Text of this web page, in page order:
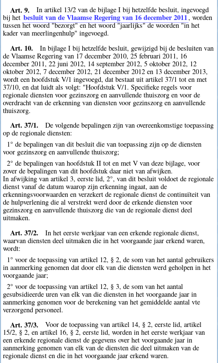
Art. 9.
In artikel 13/2 van de bijlage I bij hetzelfde besluit, ingevoegd
bij het besluit van de Vlaamse Regering van 16 december 2011, worden
tussen het woord "bezorgt" en het woord "jaarlijks" de woorden "in het
kader van meerlingenhulp" ingevoegd.
Art. 10.
In bijlage I bij hetzelfde besluit, gewijzigd bij de besluiten van
de Vlaamse Regering van 17 december 2010, 25 februari 2011, 16
december 2011, 22 juni 2012, 14 september 2012, 5 oktober 2012, 12
oktober 2012, 7 december 2012, 21 december 2012 en 13 december 2013,
wordt een hoofdstuk V/1 ingevoegd, dat bestaat uit artikel 37/1 tot en met
37/10, en dat luidt als volgt: "Hoofdstuk V/1. Specifieke regels voor
regionale diensten voor gezinszorg en aanvullende thuiszorg en voor de
overdracht van de erkenning van diensten voor gezinszorg en aanvullende
thuiszorg.
Art. 37/1.
De volgende bepalingen zijn van overeenkomstige toepassing
op de regionale diensten:
1° de bepalingen van dit besluit die van toepassing zijn op de diensten
voor gezinszorg en aanvullende thuiszorg;
2° de bepalingen van hoofdstuk II tot en met V van deze bijlage, voor
zover de bepalingen van dit hoofdstuk daar niet van afwijken.
In afwijking van artikel 3, eerste lid, 2°, van dit besluit voldoet de regionale
dienst vanaf de datum waarop zijn erkenning ingaat, aan de
erkenningsvoorwaarden en verzekert de regionale dienst de continuïteit van
de hulpverlening die al verstrekt werd door de erkende diensten voor
gezinszorg en aanvullende thuiszorg die van de regionale dienst deel
uitmaken.
Art. 37/2.
In het eerste werkjaar van een erkende regionale dienst,
waarvan diensten deel uitmaken die in het voorgaande jaar erkend waren,
wordt:
1° voor de toepassing van artikel 12, § 2, de som van het aantal gebruikers
in aanmerking genomen dat door elk van die diensten werd geholpen in het
voorgaande jaar;
2° voor de toepassing van artikel 12, § 3, de som van het aantal
gesubsidieerde uren van elk van die diensten in het voorgaande jaar in
aanmerking genomen voor de berekening van het gemiddelde aantal vte
verzorgend personeel.
Art. 37/3.
Voor de toepassing van artikel 14, § 2, eerste lid, artikel
15/2, § 2, en artikel 16, § 2, eerste lid, worden in het eerste werkjaar van
een erkende regionale dienst de gegevens over het voorgaande jaar in
aanmerking genomen van elk van de diensten die deel uitmaken van de
regionale dienst en die in het voorgaande jaar erkend waren.